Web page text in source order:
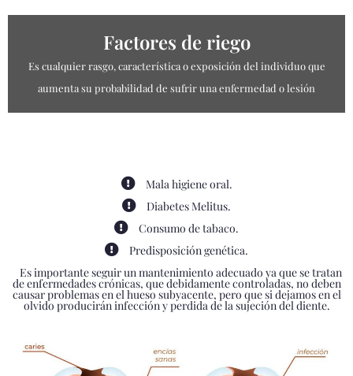
Factores de riego
Es cualquier rasgo, característica o exposición del individuo que
aumenta su probabilidad de sufrir una enfermedad o lesión
Mala higiene oral.
Diabetes Melitus.
Consumo de tabaco.
Predisposición genética.
Es importante seguir un mantenimiento adecuado ya que se tratan
de enfermedades crónicas, que debidamente controladas, no deben
causar problemas en el hueso subyacente, pero que si dejamos en el
olvido producirán infección y perdida de la sujeción del diente.